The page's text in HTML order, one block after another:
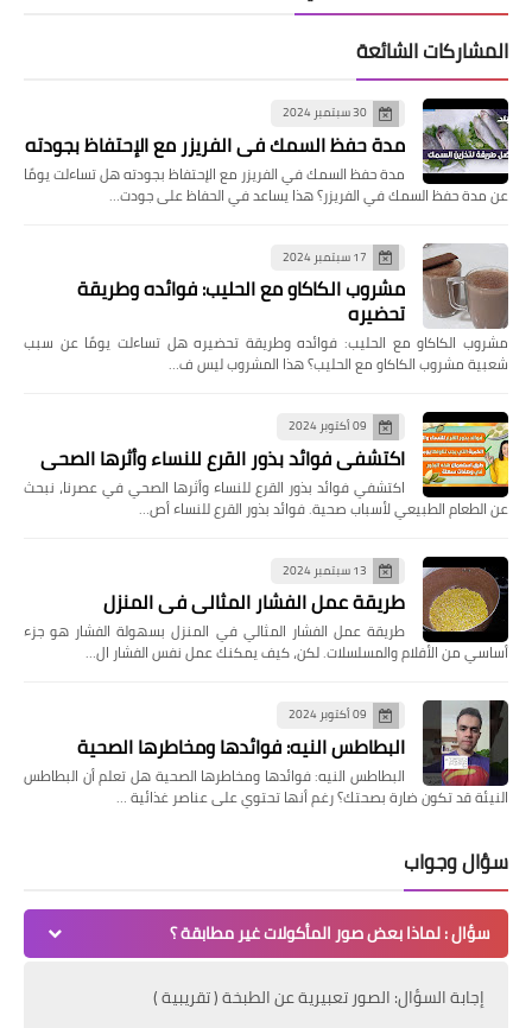
المشاركات الشائعة
30 سبتمبر 2024
مدة حفظ السمك في الفريزر مع الإحتفاظ بجودته
مدة حفظ السمك في الفريزر مع الإحتفاظ بجودته هل تساءلت يومًا
عن مدة حفظ السمك في الفريزر؟ هذا يساعد في الحفاظ على جودت…
17 سبتمبر 2024
مشروب الكاكاو مع الحليب: فوائده وطريقة
تحضيره
مشروب الكاكاو مع الحليب: فوائده وطريقة تحضيره هل تساءلت يومًا عن سبب
شعبية مشروب الكاكاو مع الحليب؟ هذا المشروب ليس ف…
09 أكتوبر 2024
اكتشفي فوائد بذور القرع للنساء وأثرها الصحي
اكتشفي فوائد بذور القرع للنساء وأثرها الصحي في عصرنا، نبحث
عن الطعام الطبيعي لأسباب صحية. فوائد بذور القرع للنساء أص…
13 سبتمبر 2024
طريقة عمل الفشار المثالي في المنزل
طريقة عمل الفشار المثالي في المنزل بسهولة الفشار هو جزء
أساسي من الأفلام والمسلسلات. لكن، كيف يمكنك عمل نفس الفشار ال…
09 أكتوبر 2024
البطاطس النيه: فوائدها ومخاطرها الصحية
البطاطس النيه: فوائدها ومخاطرها الصحية هل تعلم أن البطاطس
النيئة قد تكون ضارة بصحتك؟ رغم أنها تحتوي على عناصر غذائية …
سؤال وجواب
سؤال : لماذا بعض صور المأكولات غير مطابقة ؟
إجابة السؤال: الصور تعبيرية عن الطبخة ( تقريبية )